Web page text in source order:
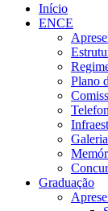
Início
ENCE
Plano
Graduação